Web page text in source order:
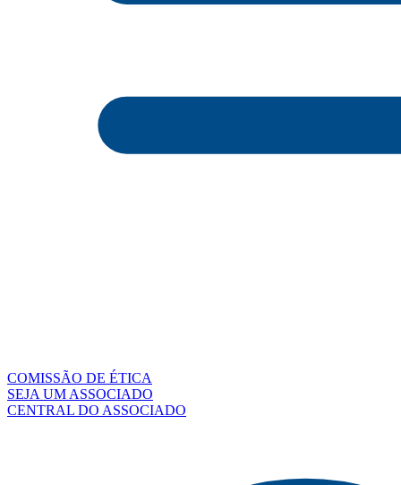
COMISSÃO DE ÉTICA
SEJA UM ASSOCIADO
CENTRAL DO ASSOCIADO